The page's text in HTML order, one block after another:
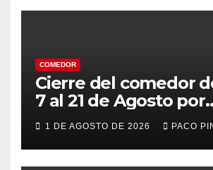
COMEDOR
Cierre del comedor
7 al 21 de Agosto por
vacaciones
1 DE AGOSTO DE 2026 PACO